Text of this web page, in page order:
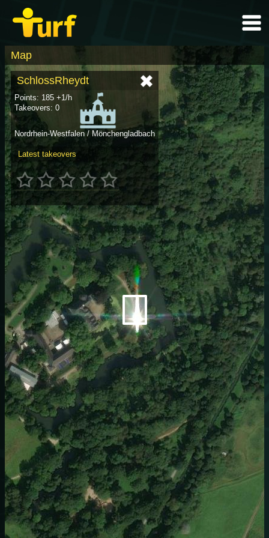
Map
SchlossRheydt
Points: 185 +1/h
Takeovers: 0
Nordrhein-Westfalen / Mönchengladbach
Latest takeovers